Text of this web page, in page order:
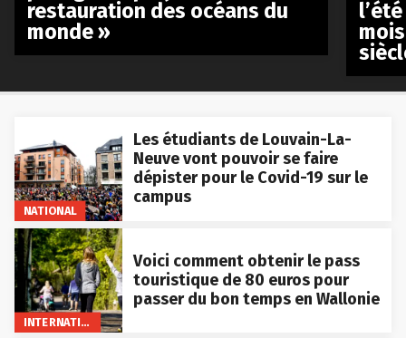
NATIONAL
Les étudiants de Louvain-La-
Neuve vont pouvoir se faire
dépister pour le Covid-19 sur le
campus
INTERNATIONAL
Voici comment obtenir le pass
touristique de 80 euros pour
passer du bon temps en Wallonie
restauration des océans du
monde »